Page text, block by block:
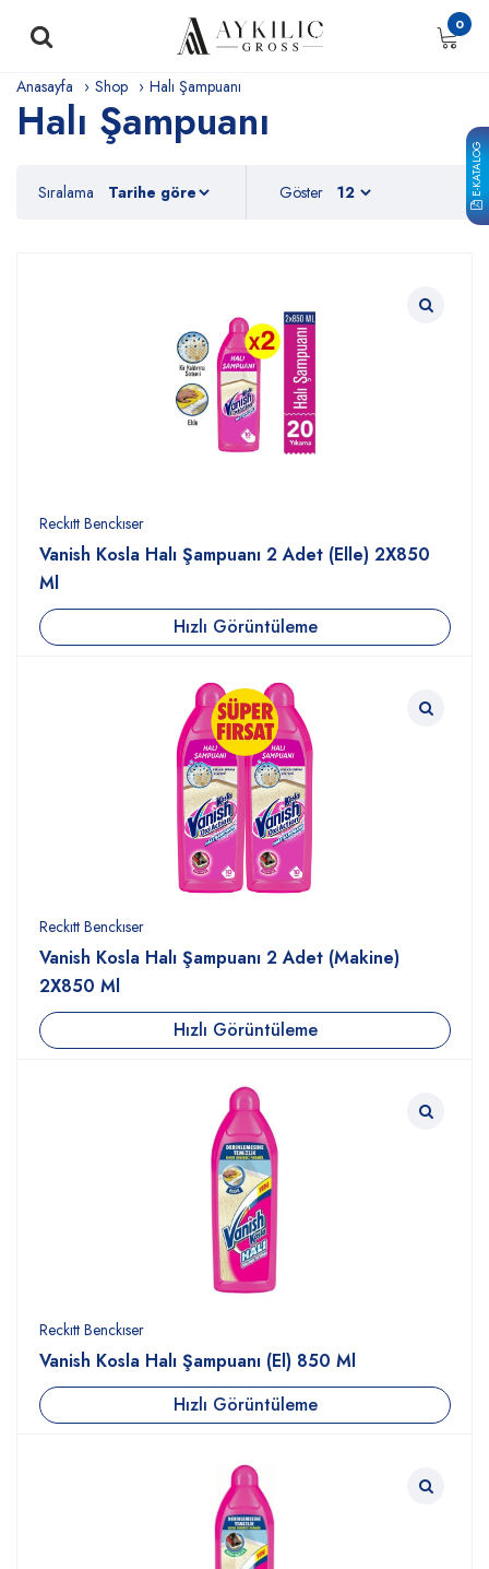
E-KATALOG
0
Anasayfa Shop Halı Şampuanı
Halı Şampuanı
Sıralama Göster
Reckıtt Benckıser
Vanish Kosla Halı Şampuanı 2 Adet (Elle) 2X850
Ml
Hızlı Görüntüleme
Reckıtt Benckıser
Vanish Kosla Halı Şampuanı 2 Adet (Makine)
2X850 Ml
Hızlı Görüntüleme
Reckıtt Benckıser
Vanish Kosla Halı Şampuanı (El) 850 Ml
Hızlı Görüntüleme